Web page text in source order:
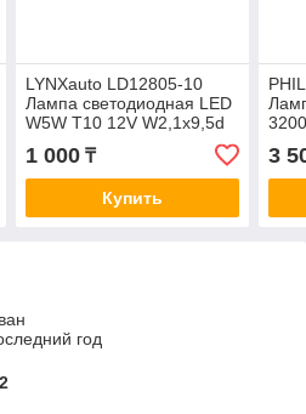
LYNXauto LD12805-10
Лампа светодиодная LED
W5W T10 12V W2,1x9,5d
1 000₸
Купить
3
год